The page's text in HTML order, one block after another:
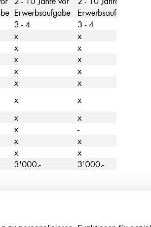
Erwerbsaufgabe
Erwerbsaufgabe
3 - 4
3 - 4
x
x
x
x
x
x
x
x
x
x
x
x
x
x
x
-
x
x
x
x
3'000.- 3'000.-